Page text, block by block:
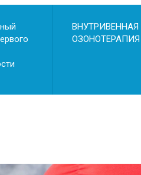
ВНУТРИВЕННАЯ
ОЗОНОТЕРАПИЯ